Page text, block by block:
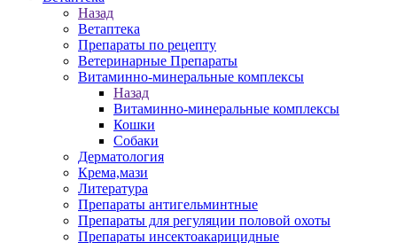
Назад
Ветаптека
Препараты по рецепту
Ветеринарные Препараты
Витаминно-минеральные комплексы
Назад
Витаминно-минеральные комплексы
Кошки
Собаки
Дерматология
Крема,мази
Литература
Препараты антигельминтные
Препараты для регуляции половой охоты
Препараты инсектоакарицидные